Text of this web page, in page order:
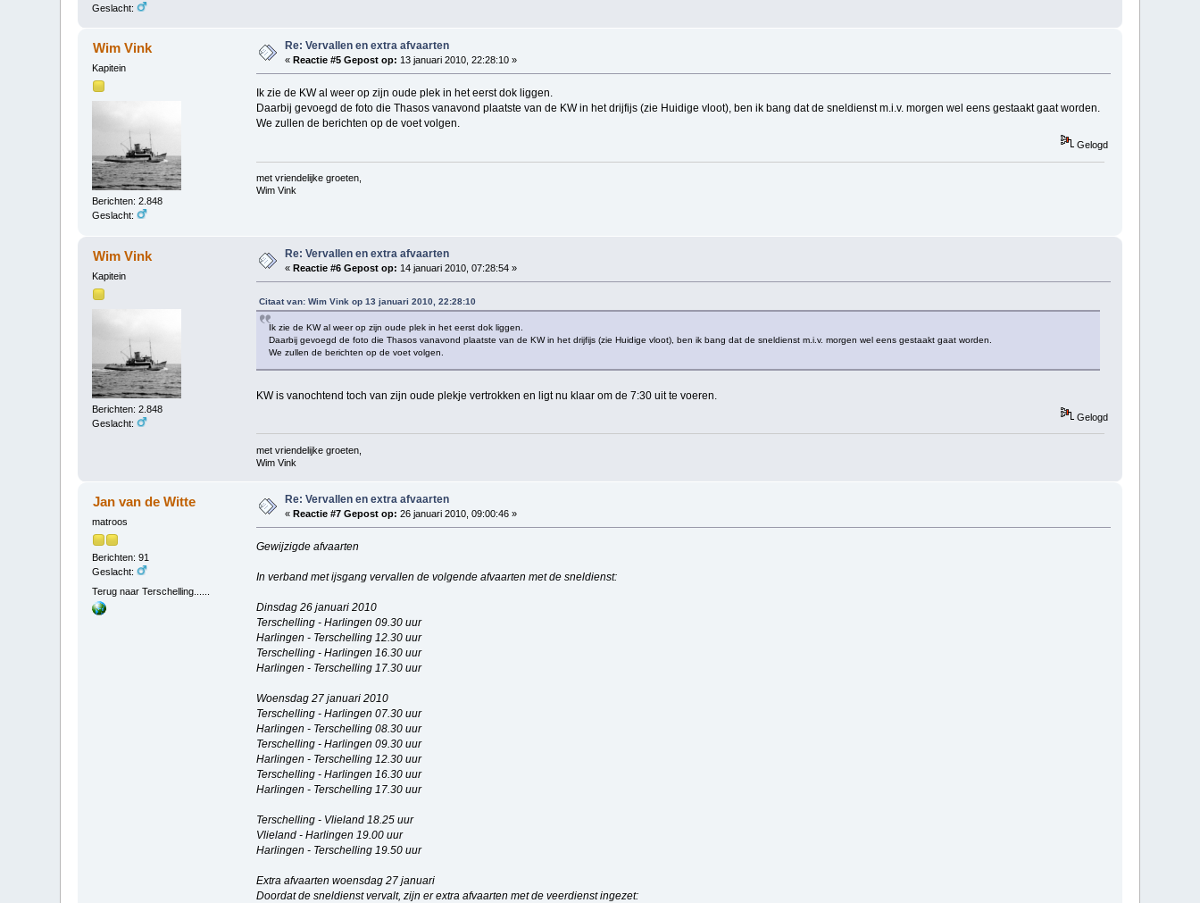
Geslacht:
Wim Vink
Kapitein
Berichten: 2.848
Geslacht:
Re: Vervallen en extra afvaarten
«Reactie #5 Gepost op: 13 januari 2010, 22:28:10 »
Ik zie de KW al weer op zijn oude plek in het eerst dok liggen.
Daarbij gevoegd de foto die Thasos vanavond plaatste van de KW in het drijfijs (zie Huidige vloot), ben ik bang dat de sneldienst m.i.v. morgen wel eens gestaakt gaat worden.
We zullen de berichten op de voet volgen.
Gelogd
met vriendelijke groeten,
Wim Vink
Wim Vink
Kapitein
Berichten: 2.848
Geslacht:
Re: Vervallen en extra afvaarten
«Reactie #6 Gepost op: 14 januari 2010, 07:28:54 »
Citaat van: Wim Vink op 13 januari 2010, 22:28:10
Ik zie de KW al weer op zijn oude plek in het eerst dok liggen.
Daarbij gevoegd de foto die Thasos vanavond plaatste van de KW in het drijfijs (zie Huidige vloot), ben ik bang dat de sneldienst m.i.v. morgen wel eens gestaakt gaat worden.
We zullen de berichten op de voet volgen.
KW is vanochtend toch van zijn oude plekje vertrokken en ligt nu klaar om de 7:30 uit te voeren.
Gelogd
met vriendelijke groeten,
Wim Vink
Jan van de Witte
matroos
Berichten: 91
Geslacht:
Terug naar Terschelling......
Re: Vervallen en extra afvaarten
«Reactie #7 Gepost op: 26 januari 2010, 09:00:46 »
Gewijzigde afvaarten
In verband met ijsgang vervallen de volgende afvaarten met de sneldienst:
Dinsdag 26 januari 2010
Terschelling - Harlingen 09.30 uur
Harlingen - Terschelling 12.30 uur
Terschelling - Harlingen 16.30 uur
Harlingen - Terschelling 17.30 uur
Woensdag 27 januari 2010
Terschelling - Harlingen 07.30 uur
Harlingen - Terschelling 08.30 uur
Terschelling - Harlingen 09.30 uur
Harlingen - Terschelling 12.30 uur
Terschelling - Harlingen 16.30 uur
Harlingen - Terschelling 17.30 uur
Terschelling - Vlieland 18.25 uur
Vlieland - Harlingen 19.00 uur
Harlingen - Terschelling 19.50 uur
Extra afvaarten woensdag 27 januari
Doordat de sneldienst vervalt, zijn er extra afvaarten met de veerdienst ingezet: